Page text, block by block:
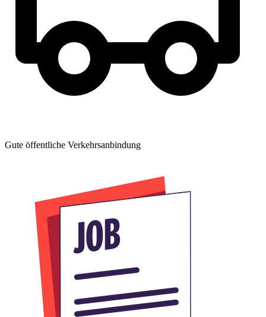
Gute öffentliche Verkehrsanbindung